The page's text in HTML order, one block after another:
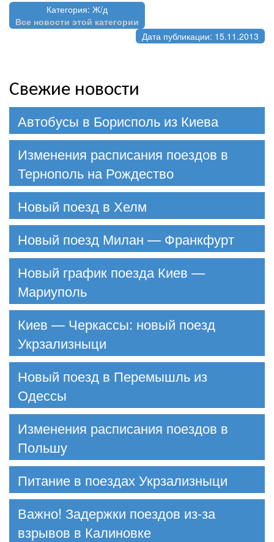
Категория: Ж/д
Все новости этой категории
Дата публикации: 15.11.2013
Свежие новости
Автобусы в Борисполь из Киева
Изменения расписания поездов в
Тернополь на Рождество
Новый поезд в Хелм
Новый поезд Милан — Франкфурт
Новый график поезда Киев —
Мариуполь
Киев — Черкассы: новый поезд
Укрзализныци
Новый поезд в Перемышль из
Одессы
Изменения расписания поездов в
Польшу
Питание в поездах Укрзализныци
Важно! Задержки поездов из-за
взрывов в Калиновке